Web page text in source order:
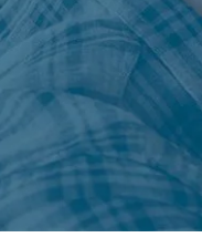
Pyccкий
中文（简体）
繁體中文
Portuguese-BR
عربى